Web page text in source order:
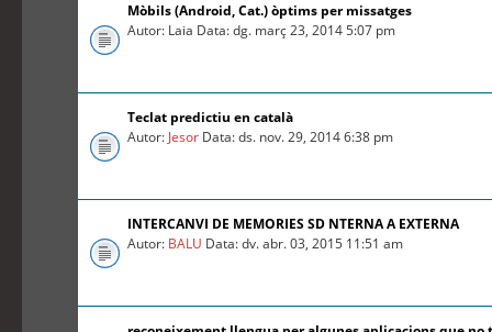
Mòbils (Android, Cat.) òptims per missatges
Autor: Laia Data: dg. març 23, 2014 5:07 pm
Teclat predictiu en català
Autor: Jesor Data: ds. nov. 29, 2014 6:38 pm
INTERCANVI DE MEMORIES SD NTERNA A EXTERNA
Autor: BALU Data: dv. abr. 03, 2015 11:51 am